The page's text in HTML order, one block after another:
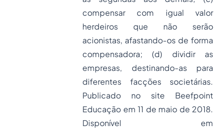
compensar com igual valor
herdeiros que não serão
acionistas, afastando-os de forma
compensadora; (d) dividir as
empresas, destinando-as para
diferentes facções societárias.
Publicado no site Beefpoint
Educação em 11 de maio de 2018.
Disponível em